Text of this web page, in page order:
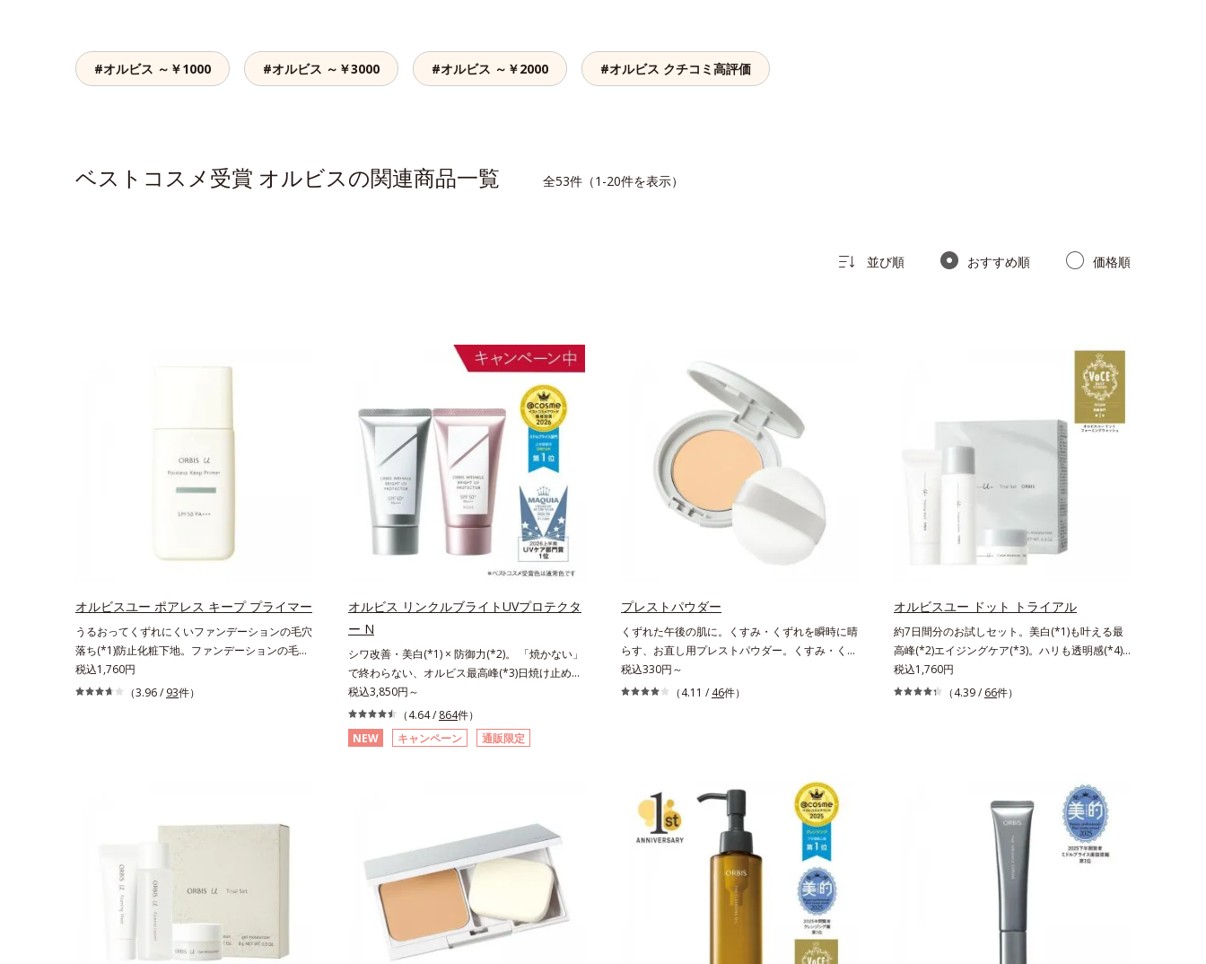
#オルビス ～￥1000 #オルビス ～￥3000 #オルビス ～￥2000 #オルビス クチコミ高評価
ベストコスメ受賞 オルビスの関連商品一覧 全53件（1-20件を表示）
並び順 おすすめ順 価格順
オルビスユー ポアレス キープ プライマー
うるおってくずれにくいファンデーションの毛穴
落ち(*1)防止化粧下地。ファンデーションの毛穴
落ち(*1)防止化粧下地です。毛穴1/10000サイズ
のマイクロカバー成分(*2)が毛穴をカバー。毛穴
っくら整うかのよう(*3)。つっぱらないここちよ
い密着感で、さまざまなタイプのファンデと併用
できます。毛穴が気になる箇所への部分使いも
OK。*1 ファンデーションがくずれて毛穴に落ち
ること*2 酸化チタン配合＝カバー力向上成分*3
税込1,760円
（3.96 / 93件）
オルビス リンクルブライトUVプロテクタ
ー N
シワ改善・美白(*1) × 防御力(*2)。 「焼かない」
で終わらない、オルビス最高峰(*3)日焼け止め。
シワ改善・美白(*1) × 防御力(*2)「焼かない」で
終わらないオルビス最高峰(*3)顔用日焼け止めで
す。ポーラ化成の独自研究による、紫外線に反応
して強固な膜を形成する技術「瞬間オートディフ
の浸透を促進(*6)します。有効成分「ナイアシン
アミド」配合。真皮のコラーゲン産生を促進し今
あるシワを改善。メラニンの受け渡しを抑制する
ことで、未来のシミ・ソバカスも予防します。今
あるシワも未来のシミにもアプローチ。保湿成分
が日中の肌にもうるおいを与え、明るくなめらか
な肌へ導きます。さらに落ちにくくするとキシキ
シし、塗りごこちを優先すると膜がくずれやすく
税込3,850円～
（4.64 / 864件）
NEW
キャンペーン 通販限定
プレストパウダー
くずれた午後の肌に。くすみ・くずれを瞬時に晴
らす、お直し用プレストパウダー。くすみ・くず
れを瞬時に晴らす、お直し用のプレストパウダー
です。朝のメイクから時間が経った肌は、どんよ
お直しと同時にうるおいを補給。さらに余分な皮
脂を吸着して、水分と皮脂のバランスをコントロ
ールし、メイクがくずれにくい肌へ。“立て直
す”ことにこだわった設計で、メイクがくずれた
肌にすんなりなじみ、ポンポンするだけでキレイ
が復活します。リキッド、クッション、パウダ
ー、どんなファンデーションの上に重ねても
OK。携帯に便利なコンパクトタイプです。
税込330円～
（4.11 / 46件）
オルビスユー ドット トライアル
約7日間分のお試しセット。美白(*1)も叶える最
高峰(*2)エイジングケア(*3)。ハリも透明感(*4)
も結果主義。年齢サイン(*5)の因子に着目した肌
科学エイジングケア(*3)シリーズ。オルビスユー
である「ハリのなさ」や、くすみ(*6)などが現れ
ている状態である「透明感のなさ」が現れること
で大人の肌印象に大きな影響を与えていることが
分かりました。そこでオルビスユー ドットシリ
ーズは美容成分(*7)として「G.D.F.アクティベー
ター(*8)」を配合。そして、従来から配合してい
る美白有効成分「トラネキサム酸」を配合しまし
ートブースター(*9)」を配合することで、肌のふ
税込1,760円
（4.39 / 66件）